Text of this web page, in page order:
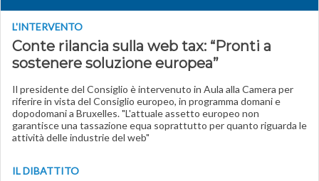
L'INTERVENTO
Conte rilancia sulla web tax: “Pronti a
sostenere soluzione europea”
Il presidente del Consiglio è intervenuto in Aula alla Camera per
riferire in vista del Consiglio europeo, in programma domani e
dopodomani a Bruxelles. "L'attuale assetto europeo non
garantisce una tassazione equa soprattutto per quanto riguarda le
attività delle industrie del web"
IL DIBATTITO